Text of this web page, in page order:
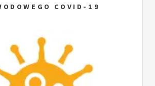
COVID-19